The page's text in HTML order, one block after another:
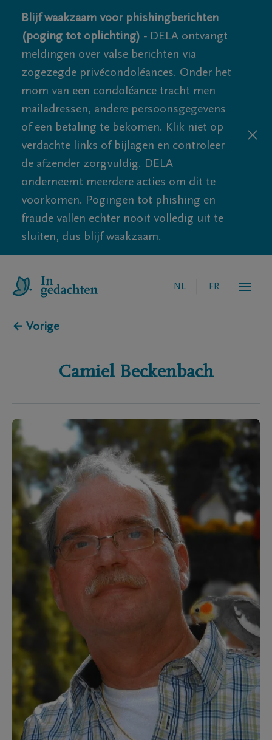
Blijf waakzaam voor phishingberichten
(poging tot oplichting) - DELA ontvangt
meldingen over valse berichten via
zogezegde privécondoléances. Onder het
mom van een condoléance tracht men
mailadressen, andere persoonsgegevens
of een betaling te bekomen. Klik niet op
verdachte links of bijlagen en controleer
de afzender zorgvuldig. DELA
onderneemt meerdere acties om dit te
voorkomen. Pogingen tot phishing en
fraude vallen echter nooit volledig uit te
sluiten, dus blijf waakzaam.
NL FR
← Vorige
Camiel Beckenbach